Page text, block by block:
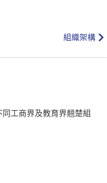
組織架構
工商界及教育界翹楚組